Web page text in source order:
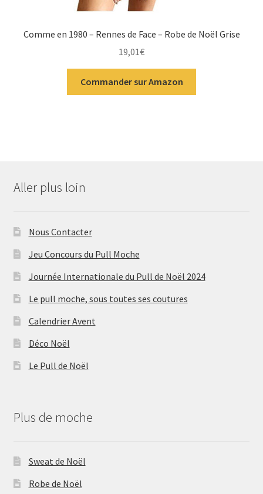
Comme en 1980 – Rennes de Face – Robe de Noël Grise
19,01€
Commander sur Amazon
Aller plus loin
Nous Contacter
Jeu Concours du Pull Moche
Journée Internationale du Pull de Noël 2024
Le pull moche, sous toutes ses coutures
Calendrier Avent
Déco Noël
Le Pull de Noël
Plus de moche
Sweat de Noël
Robe de Noël